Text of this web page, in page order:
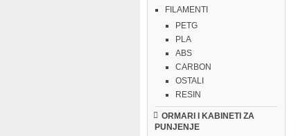
FILAMENTI
PETG
PLA
ABS
CARBON
OSTALI
RESIN
ORMARI I KABINETI ZA
PUNJENJE